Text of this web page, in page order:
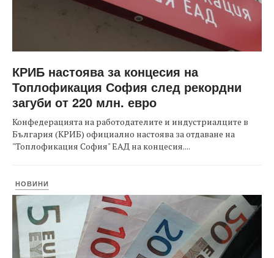
КРИБ настоява за концесия на
Топлофикация София след рекордни
загуби от 220 млн. евро
Конфедерацията на работодателите и индустриалците в
България (КРИБ) официално настоява за отдаване на
"Топлофикация София" ЕАД на концесия....
НОВИНИ